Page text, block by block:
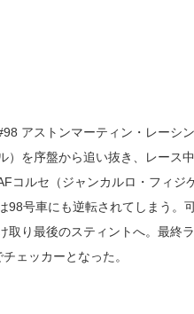
アストンマーティン・レーシ
）を序盤から追い抜き、レース
コルセ（ジャンカルロ・フィ
98号車にも逆転されてしまう。
取り最後のスティントへ。最終
ェッカーとなった。